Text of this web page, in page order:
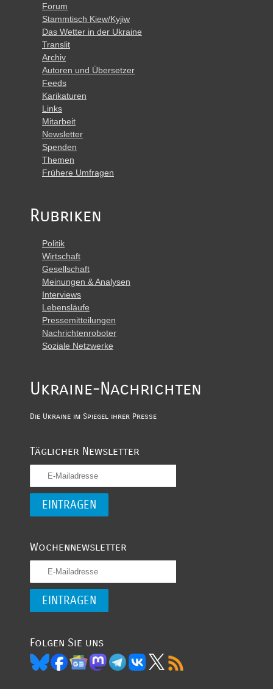
Forum
Stammtisch Kiew/Kyjiw
Das Wetter in der Ukraine
Translit
Archiv
Autoren und Übersetzer
Feeds
Karikaturen
Links
Mitarbeit
Newsletter
Spenden
Themen
Frühere Umfragen
Rubriken
Politik
Wirtschaft
Gesellschaft
Meinungen & Analysen
Interviews
Lebensläufe
Pressemitteilungen
Nachrichtenroboter
Soziale Netzwerke
Ukraine-Nachrichten
Die Ukraine im Spiegel ihrer Presse
Täglicher Newsletter
Wochennewsletter
Folgen Sie uns